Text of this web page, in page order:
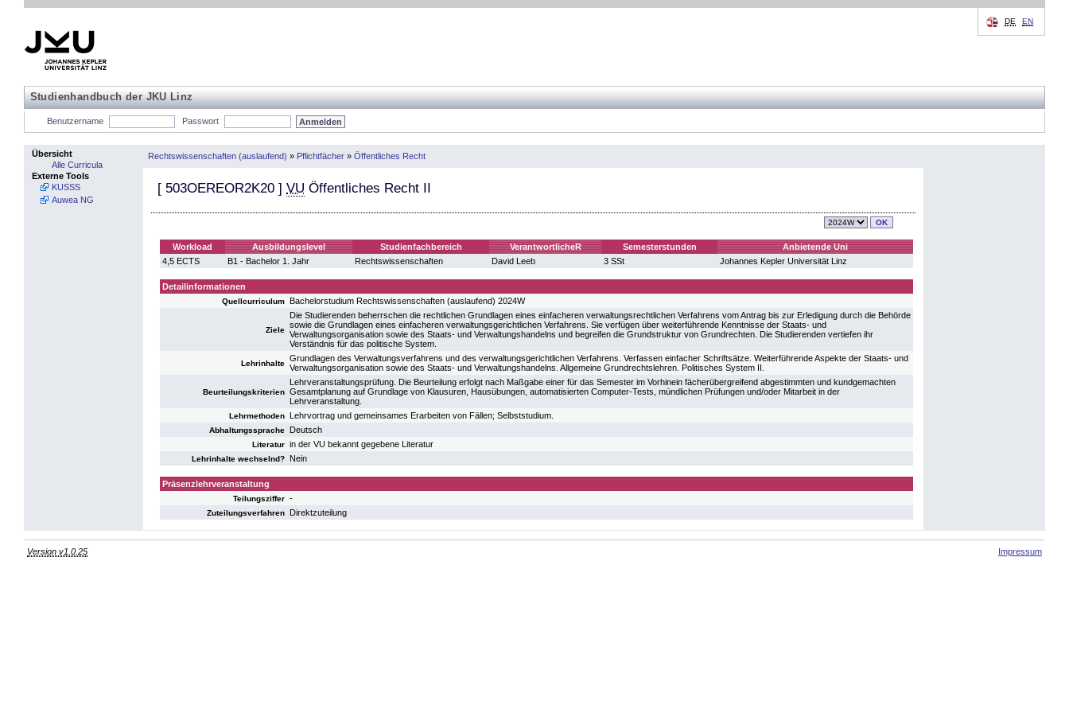
Studienhandbuch der JKU Linz
DE EN
Benutzername Passwort
Übersicht
Alle Curricula
Externe Tools
KUSSS
Auwea NG
Rechtswissenschaften (auslaufend) » Pflichtfächer » Öffentliches Recht
[ 503OEREOR2K20 ] VU Öffentliches Recht II
Workload Ausbildungslevel Studienfachbereich VerantwortlicheR Semesterstunden
Anbietende Uni
4,5 ECTS
B1 - Bachelor 1. Jahr Rechtswissenschaften David Leeb 3 SSt Johannes Kepler Universität Linz
Detailinformationen
Quellcurriculum Bachelorstudium Rechtswissenschaften (auslaufend) 2024W
Ziele
Die Studierenden beherrschen die rechtlichen Grundlagen eines einfacheren verwaltungsrechtlichen Verfahrens vom Antrag bis zur Erledigung durch die Behörde
sowie die Grundlagen eines einfacheren verwaltungsgerichtlichen Verfahrens. Sie verfügen über weiterführende Kenntnisse der Staats- und
Verwaltungsorganisation sowie des Staats- und Verwaltungshandelns und begreifen die Grundstruktur von Grundrechten. Die Studierenden vertiefen ihr
Verständnis für das politische System.
Lehrinhalte
Grundlagen des Verwaltungsverfahrens und des verwaltungsgerichtlichen Verfahrens. Verfassen einfacher Schriftsätze. Weiterführende Aspekte der Staats- und
Verwaltungsorganisation sowie des Staats- und Verwaltungshandelns. Allgemeine Grundrechtslehren. Politisches System II.
Beurteilungskriterien
Lehrveranstaltungsprüfung. Die Beurteilung erfolgt nach Maßgabe einer für das Semester im Vorhinein fächerübergreifend abgestimmten und kundgemachten
Gesamtplanung auf Grundlage von Klausuren, Hausübungen, automatisierten Computer-Tests, mündlichen Prüfungen und/oder Mitarbeit in der
Lehrveranstaltung.
Lehrmethoden Lehrvortrag und gemeinsames Erarbeiten von Fällen; Selbststudium.
Abhaltungssprache Deutsch
Literatur in der VU bekannt gegebene Literatur
Lehrinhalte wechselnd? Nein
Präsenzlehrveranstaltung
Teilungsziffer -
Zuteilungsverfahren Direktzuteilung
Version v1.0.25 Impressum